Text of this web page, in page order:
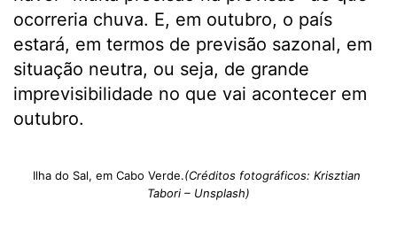
ocorreria chuva. E, em outubro, o país
estará, em termos de previsão sazonal, em
situação neutra, ou seja, de grande
imprevisibilidade no que vai acontecer em
outubro.
Ilha do Sal, em Cabo Verde.(Créditos fotográficos: Krisztian
Tabori – Unsplash)